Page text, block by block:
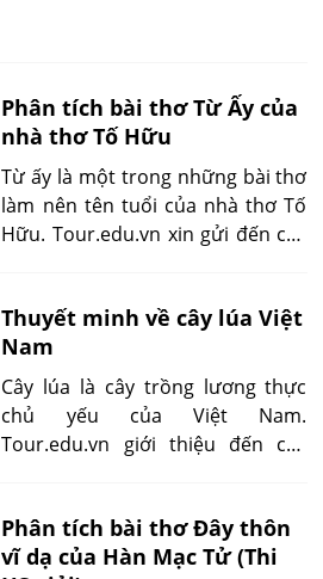
Phân tích bài thơ Từ Ấy của
nhà thơ Tố Hữu
Từ ấy là một trong những bài thơ
làm nên tên tuổi của nhà thơ Tố
Hữu. Tour.edu.vn xin gửi đến các
ấy. Chúc các em học tốt.
Thuyết minh về cây lúa Việt
Nam
Cây lúa là cây trồng lương thực
chủ yếu của Việt Nam.
Tour.edu.vn giới thiệu đến các
thông tin cho bài tập môn văn.
Phân tích bài thơ Đây thôn
vĩ dạ của Hàn Mạc Tử (Thi